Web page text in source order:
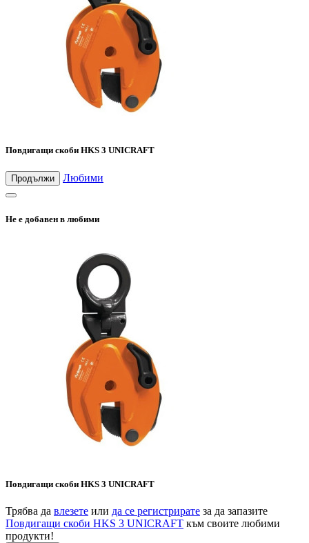
Повдигащи скоби HKS 3 UNICRAFT
Продължи Любими
Не е добавен в любими
Повдигащи скоби HKS 3 UNICRAFT
Трябва да влезете или да се регистрирате за да запазите
Повдигащи скоби HKS 3 UNICRAFT към своите любими
продукти!